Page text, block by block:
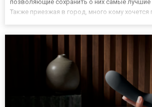
позволяющие сохранить о них самые лучшие
Также приезжая в город, много кому хочется